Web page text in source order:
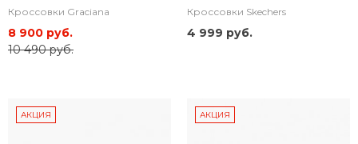
Кроссовки Graciana
8 900 руб.
10 490 руб.
Кроссовки Skechers
4 999 руб.
АКЦИЯ АКЦИЯ